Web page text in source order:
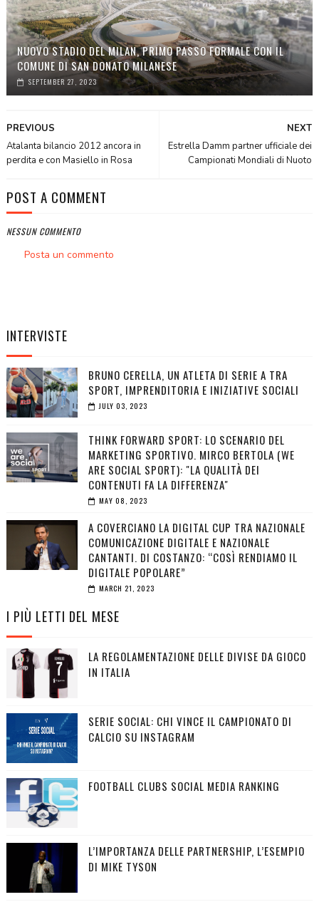
NUOVO STADIO DEL MILAN, PRIMO PASSO FORMALE CON IL
COMUNE DI SAN DONATO MILANESE
SEPTEMBER 27, 2023
NEXT
Estrella Damm partner ufficiale dei
Campionati Mondiali di Nuoto
PREVIOUS
Atalanta bilancio 2012 ancora in
perdita e con Masiello in Rosa
POST A COMMENT
NESSUN COMMENTO
Posta un commento
INTERVISTE
BRUNO CERELLA, UN ATLETA DI SERIE A TRA
SPORT, IMPRENDITORIA E INIZIATIVE SOCIALI
JULY 03, 2023
THINK FORWARD SPORT: LO SCENARIO DEL
MARKETING SPORTIVO. MIRCO BERTOLA (WE
ARE SOCIAL SPORT): "LA QUALITÀ DEI
CONTENUTI FA LA DIFFERENZA"
MAY 08, 2023
A COVERCIANO LA DIGITAL CUP TRA NAZIONALE
COMUNICAZIONE DIGITALE E NAZIONALE
CANTANTI. DI COSTANZO: “COSÌ RENDIAMO IL
DIGITALE POPOLARE”
MARCH 21, 2023
I PIÙ LETTI DEL MESE
LA REGOLAMENTAZIONE DELLE DIVISE DA GIOCO
IN ITALIA
SERIE SOCIAL: CHI VINCE IL CAMPIONATO DI
CALCIO SU INSTAGRAM
FOOTBALL CLUBS SOCIAL MEDIA RANKING
L’IMPORTANZA DELLE PARTNERSHIP, L’ESEMPIO
DI MIKE TYSON